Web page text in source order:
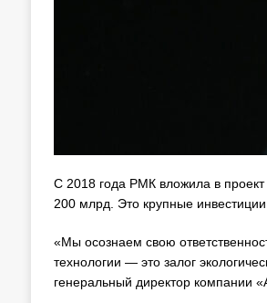
С 2018 года РМК вложила в
200 млрд. Это крупные
«Мы осознаем свою
технологии — это залог
генеральный директор компании